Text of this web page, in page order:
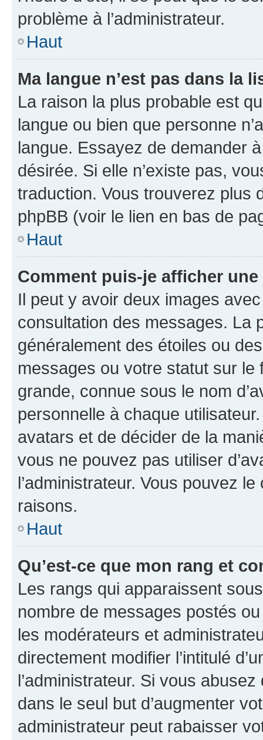
problème à l’administrateur.
Haut
Ma langue n’est pas dans la
La raison la plus probable est
langue ou bien que personne
langue. Essayez de demander
désirée. Si elle n’existe pas,
traduction. Vous trouverez plus
phpBB (voir le lien en bas de
Haut
Comment puis-je afficher
Il peut y avoir deux images
consultation des messages. La
généralement des étoiles ou
messages ou votre statut sur
grande, connue sous le nom
personnelle à chaque utilisateur.
avatars et de décider de la
vous ne pouvez pas utiliser
l’administrateur. Vous pouvez
raisons.
Haut
Qu’est-ce que mon rang et
Les rangs qui apparaissent
nombre de messages postés
les modérateurs et
directement modifier l’intitulé
l’administrateur. Si vous
dans le seul but d’augmenter
administrateur peut rabaisser